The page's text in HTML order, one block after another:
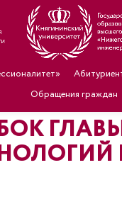
Обращения граждан